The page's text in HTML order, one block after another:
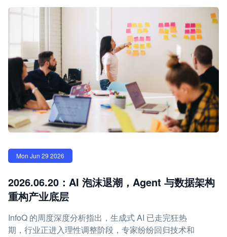
Mon Jun 29 2026
2026.06.20：AI 泡沫退潮，Agent 与数据架构
重构产业底层
InfoQ 的周度深度分析指出，生成式 AI 已走完狂热
期，行业正进入理性调整阶段，专家纷纷回归技术和